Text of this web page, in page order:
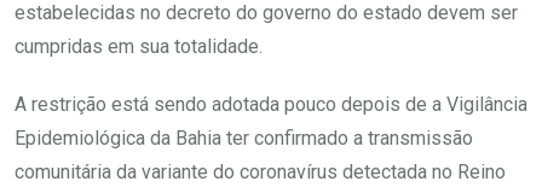
estabelecidas no decreto do governo do estado devem ser
cumpridas em sua totalidade.
A restrição está sendo adotada pouco depois de a Vigilância
Epidemiológica da Bahia ter confirmado a transmissão
comunitária da variante do coronavírus detectada no Reino